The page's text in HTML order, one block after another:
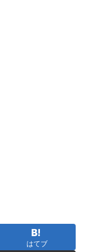
はてブ